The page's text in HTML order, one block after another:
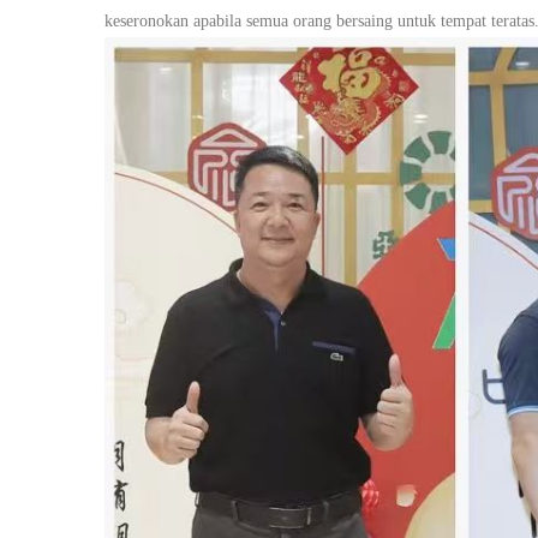
keseronokan apabila semua orang bersaing untuk tempat teratas.